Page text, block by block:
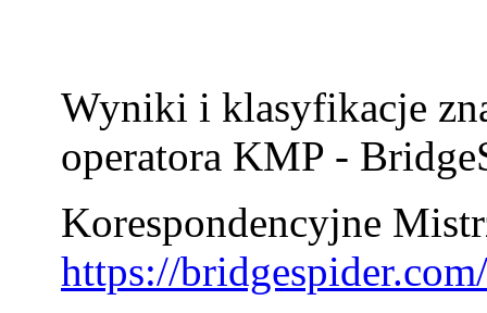
Wyniki i klasyfikacje
operatora KMP -
Korespondencyjne
https://